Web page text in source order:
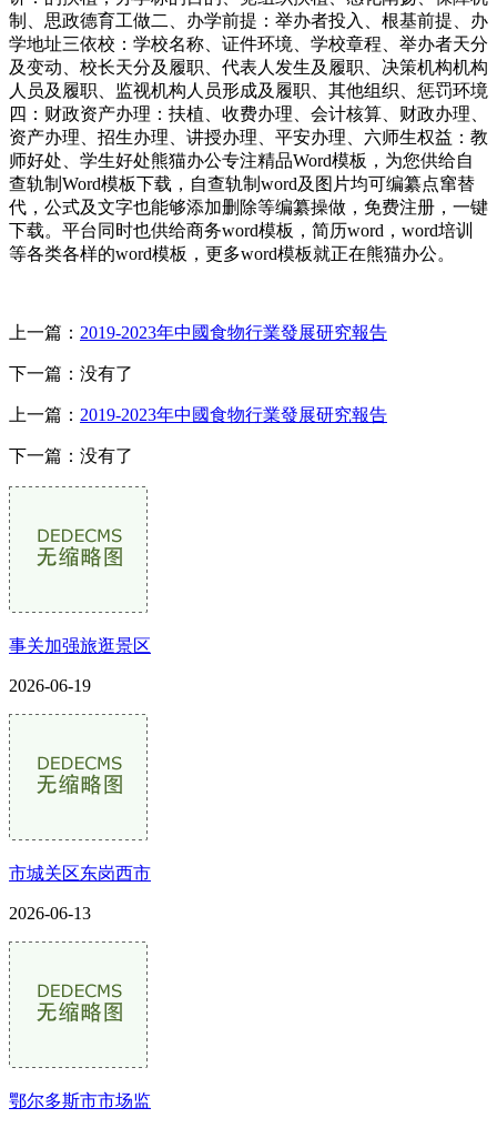
制、思政德育工做二、办学前提：举办者投入、根基前提、办
学地址三依校：学校名称、证件环境、学校章程、举办者天分
及变动、校长天分及履职、代表人发生及履职、决策机构机构
人员及履职、监视机构人员形成及履职、其他组织、惩罚环境
四：财政资产办理：扶植、收费办理、会计核算、财政办理、
资产办理、招生办理、讲授办理、平安办理、六师生权益：教
师好处、学生好处熊猫办公专注精品Word模板，为您供给自
查轨制Word模板下载，自查轨制word及图片均可编纂点窜替
代，公式及文字也能够添加删除等编纂操做，免费注册，一键
下载。平台同时也供给商务word模板，简历word，word培训
等各类各样的word模板，更多word模板就正在熊猫办公。
上一篇： 2019-2023年中國食物行業發展研究報告
下一篇：没有了
上一篇： 2019-2023年中國食物行業發展研究報告
下一篇：没有了
事关加强旅逛景区
2026-06-19
市城关区东岗西市
2026-06-13
鄂尔多斯市市场监